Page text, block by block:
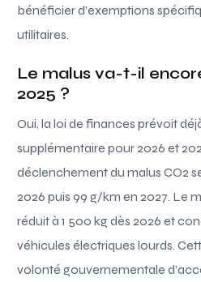
bénéficier d’exemptions
utilitaires.
Le malus va-t-il
2025 ?
Oui, la loi de finances prévoit
supplémentaire pour 2026 et
déclenchement du malus CO2
2026 puis 99 g/km en 2027. Le
réduit à 1 500 kg dès 2026 et
véhicules électriques lourds.
volonté gouvernementale